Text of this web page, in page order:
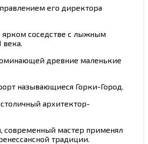
его директора
ярком соседстве с лыжным
века.
древние маленькие
называющиеся Горки-Город.
архитектор-
современный мастер применял
традиции.